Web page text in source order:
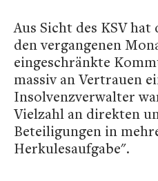
Aus Sicht des KSV
den vergangenen
eingeschränkte
massiv an Vertrauen
Insolvenzverwalter
Vielzahl an direkten
Beteiligungen in
Herkulesaufgabe".